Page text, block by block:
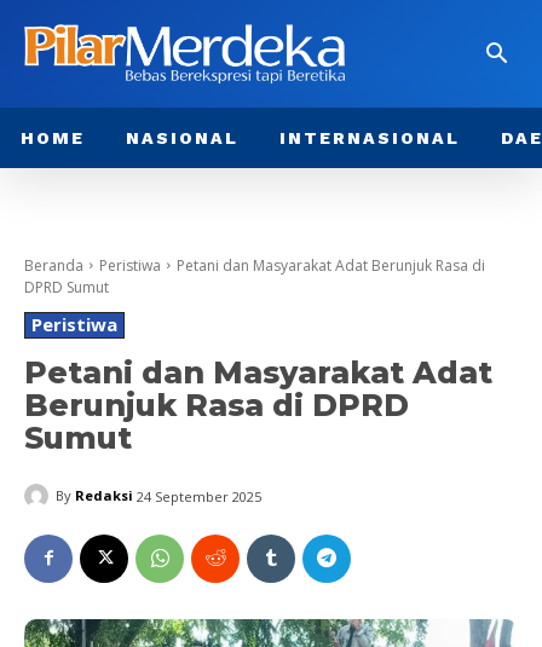
HOME NASIONAL INTERNASIONAL
Beranda Peristiwa
Petani dan Masyarakat Adat Berunjuk Rasa di
DPRD Sumut
Peristiwa
Petani dan Masyarakat Adat
Berunjuk Rasa di DPRD
Sumut
By Redaksi 24 September 2025